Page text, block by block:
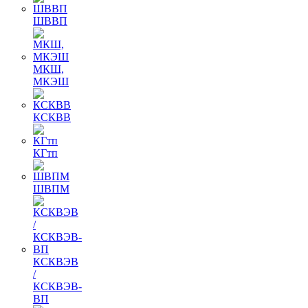
ШВВП
МКШ,
МКЭШ
КСКВВ
КГтп
ШВПМ
КСКВЭВ
/
КСКВЭВ-
ВП